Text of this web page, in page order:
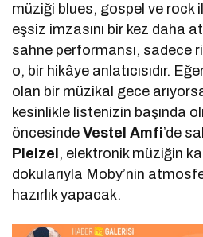
müziği blues, gospel ve rock
eşsiz imzasını bir kez daha
sahne performansı, sadece
o, bir hikâye anlatıcısıdır.
olan bir müzikal gece
kesinlikle listenizin başında
öncesindeVestel Amfi’de
Pleizel , elektronik müziğin
dokularıyla Moby’nin
hazırlık yapacak.